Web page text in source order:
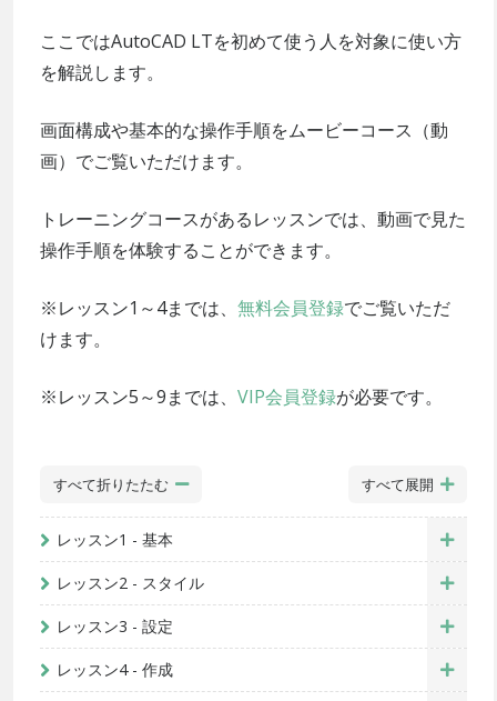
ここではAutoCAD LTを初めて使う人を対象に使い方
を解説します。
画面構成や基本的な操作手順をムービーコース（動
画）でご覧いただけます。
トレーニングコースがあるレッスンでは、動画で見た
操作手順を体験することができます。
※レッスン1～4までは、 無料会員登録でご覧いただ
けます。
※レッスン5～9までは、 VIP会員登録が必要です。
すべて折りたたむ すべて展開
レッスン1 - 基本
レッスン2 - スタイル
レッスン3 - 設定
レッスン4 - 作成